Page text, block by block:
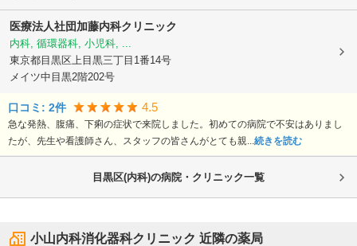
医療法人社団加藤内科クリニック
内科, 循環器科, 小児科, ...
東京都目黒区 上目黒三丁目1番14号
メイツ中目黒2階202号
口コミ: 2件 4.5
急な発熱、腹痛、下痢の症状で来院しました。初めての病院で不安はありまし
たが、先生や看護師さん、スタッフの皆さんがとても親...続きを読む
目黒区(内科)の病院・クリニック一覧
小山内科消化器科クリニック 近隣の薬局